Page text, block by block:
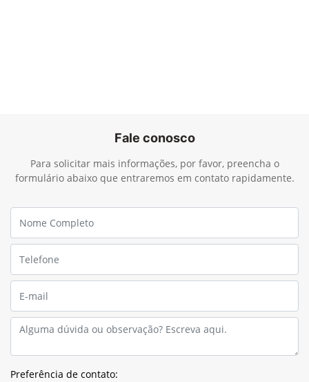
Fale conosco
Para solicitar mais informações, por favor, preencha o
formulário abaixo que entraremos em contato rapidamente.
Preferência de contato: